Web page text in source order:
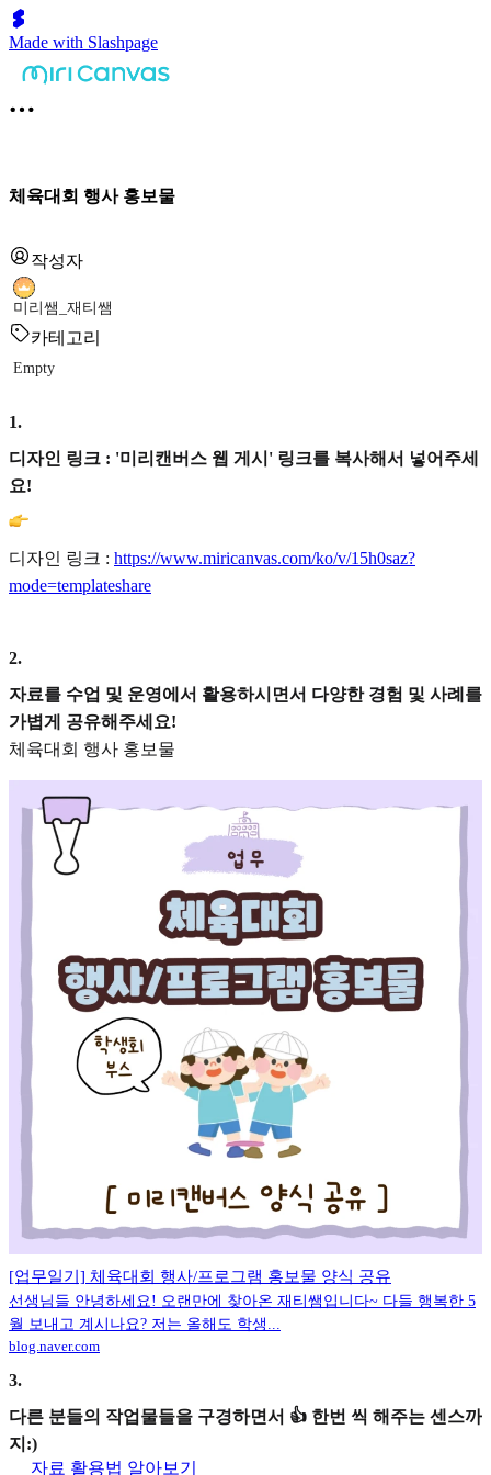
Made with Slashpage
체육대회 행사 홍보물
작성자
미리쌤_재티쌤
카테고리
Empty
1.
디자인 링크 : '미리캔버스 웹 게시' 링크를 복사해서 넣어주세
요!
디자인 링크 : https://www.miricanvas.com/ko/v/15h0saz?
mode=templateshare
2.
자료를 수업 및 운영에서 활용하시면서 다양한 경험 및 사례를
가볍게 공유해주세요!
체육대회 행사 홍보물
[업무일기] 체육대회 행사/프로그램 홍보물 양식 공유
선생님들 안녕하세요! 오랜만에 찾아온 재티쌤입니다~ 다들 행복한 5
월 보내고 계시나요? 저는 올해도 학생...
blog.naver.com
3.
다른 분들의 작업물들을 구경하면서 👍 한번 씩 해주는 센스까
지:)
자료 활용법 알아보기